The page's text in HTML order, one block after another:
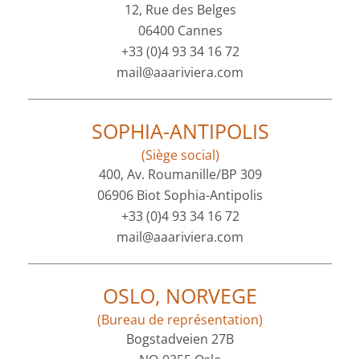
12, Rue des Belges
06400 Cannes
+33 (0)4 93 34 16 72
mail@aaariviera.com
SOPHIA-ANTIPOLIS
(Siège social)
400, Av. Roumanille/BP 309
06906 Biot Sophia-Antipolis
+33 (0)4 93 34 16 72
mail@aaariviera.com
OSLO, NORVEGE
(Bureau de représentation)
Bogstadveien 27B